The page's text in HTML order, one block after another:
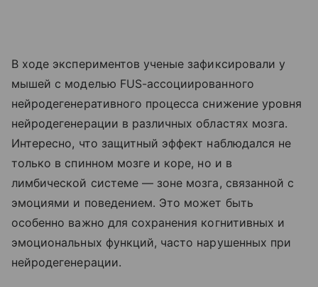
В ходе экспериментов ученые зафиксировали у
мышей с моделью FUS-ассоциированного
нейродегенеративного процесса снижение уровня
нейродегенерации в различных областях мозга.
Интересно, что защитный эффект наблюдался не
только в спинном мозге и коре, но и в
лимбической системе — зоне мозга, связанной с
эмоциями и поведением. Это может быть
особенно важно для сохранения когнитивных и
эмоциональных функций, часто нарушенных при
нейродегенерации.